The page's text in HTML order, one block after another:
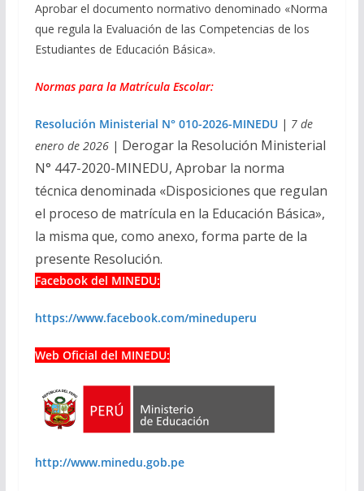
Aprobar el documento normativo denominado «Norma
que regula la Evaluación de las Competencias de los
Estudiantes de Educación Básica».
Normas para la Matrícula Escolar:
Resolución Ministerial N° 010-2026-MINEDU| 7 de
enero de 2026| Derogar la Resolución Ministerial
N° 447-2020-MINEDU, Aprobar la norma
técnica denominada «Disposiciones que regulan
el proceso de matrícula en la Educación Básica»,
la misma que, como anexo, forma parte de la
presente Resolución.
Facebook del MINEDU:
https://www.facebook.com/mineduperu
Web Oficial del MINEDU:
http://www.minedu.gob.pe